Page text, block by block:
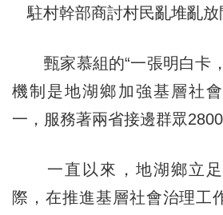
駐村幹部商討村民亂堆亂
甄家慕組的“一張明白卡
機制是地湖鄉加強基層社
一，服務著兩省接邊群眾2800
一直以來，地湖鄉立足
際，在推進基層社會治理工